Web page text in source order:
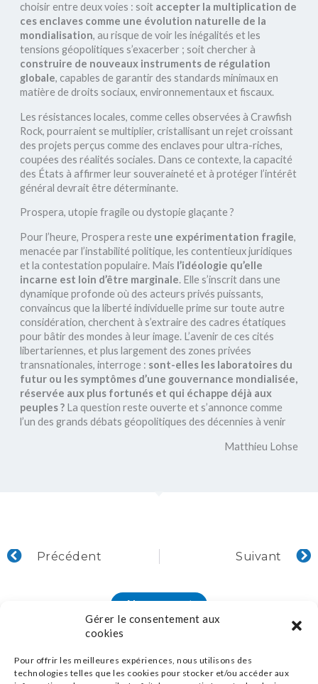
Gérer le consentement aux
cookies
Pour offrir les meilleures expériences, nous utilisons des
technologies telles que les cookies pour stocker et/ou accéder aux
choisir entre deux voies : soit accepter la multiplication de
ces enclaves comme une évolution naturelle de la
mondialisation, au risque de voir les inégalités et les
tensions géopolitiques s’exacerber ; soit chercher à
construire de nouveaux instruments de régulation
globale, capables de garantir des standards minimaux en
matière de droits sociaux, environnementaux et fiscaux.
Les résistances locales, comme celles observées à Crawfish
Rock, pourraient se multiplier, cristallisant un rejet croissant
des projets perçus comme des enclaves pour ultra-riches,
coupées des réalités sociales. Dans ce contexte, la capacité
des États à affirmer leur souveraineté et à protéger l’intérêt
général devrait être déterminante.
Prospera, utopie fragile ou dystopie glaçante ?
Pour l’heure, Prospera reste une expérimentation fragile,
menacée par l’instabilité politique, les contentieux juridiques
et la contestation populaire. Mais l’idéologie qu’elle
incarne est loin d’être marginale. Elle s’inscrit dans une
dynamique profonde où des acteurs privés puissants,
convaincus que la liberté individuelle prime sur toute autre
considération, cherchent à s’extraire des cadres étatiques
pour bâtir des mondes à leur image. L’avenir de ces cités
libertariennes, et plus largement des zones privées
transnationales, interroge : sont-elles les laboratoires du
futur ou les symptômes d’une gouvernance mondialisée,
réservée aux plus fortunés et qui échappe déjà aux
peuples ? La question reste ouverte et s’annonce comme
l’un des grands débats géopolitiques des décennies à venir
Matthieu Lohse
Abonnement
Précédent Suivant